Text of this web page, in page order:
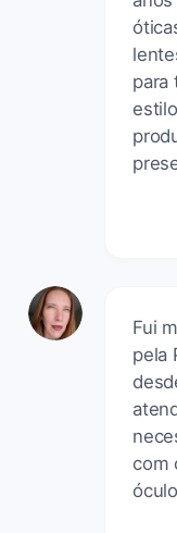
para
Fui
pela
com